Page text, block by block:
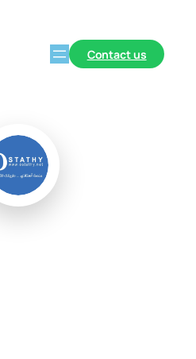
Contact us